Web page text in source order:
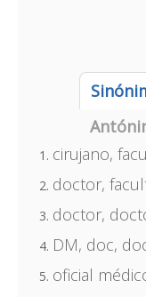
cirujano,
doctor,
doctor,
DM, doc,
oficial